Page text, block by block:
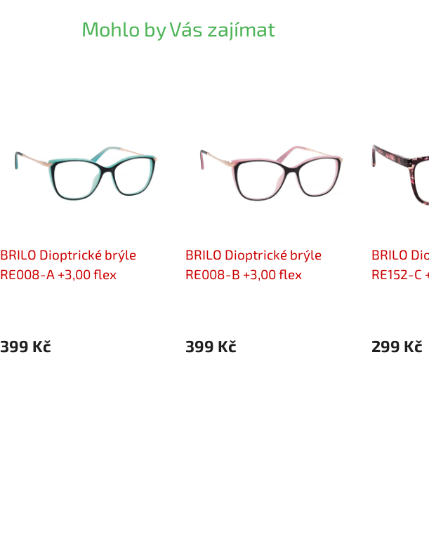
Mohlo by Vás zajímat
BRILO Dioptrické brýle
RE008-A +3,00 flex
399 Kč
BRILO Dioptrické brýle
RE008-B +3,00 flex
399 Kč
BRILO
RE152-C
299 Kč